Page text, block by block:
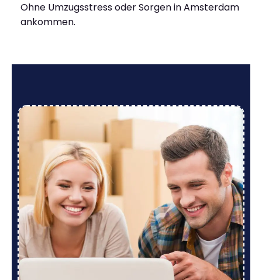
Ohne Umzugsstress oder Sorgen in Amsterdam
ankommen.